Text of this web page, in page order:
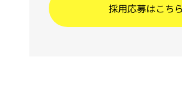
採用応募はこちら